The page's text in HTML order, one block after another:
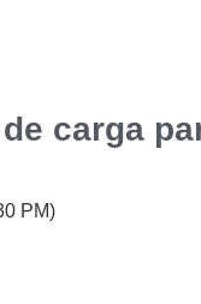
carga
PM)